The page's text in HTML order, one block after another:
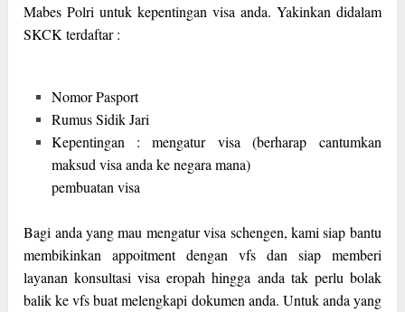
Mabes Polri untuk kepentingan visa anda. Yakinkan didalam
SKCK terdaftar :
Nomor Pasport
Rumus Sidik Jari
Kepentingan : mengatur visa (berharap cantumkan
maksud visa anda ke negara mana)
pembuatan visa
Bagi anda yang mau mengatur visa schengen, kami siap bantu
membikinkan appoitment dengan vfs dan siap memberi
layanan konsultasi visa eropah hingga anda tak perlu bolak
balik ke vfs buat melengkapi dokumen anda. Untuk anda yang